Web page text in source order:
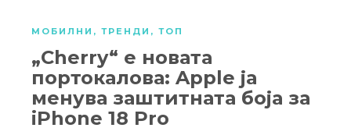
МОБИЛНИ , ТРЕНДИ , ТОП
„Cherry“ е новата
портокалова: Apple ја
менува заштитната боја за
iPhone 18 Pro